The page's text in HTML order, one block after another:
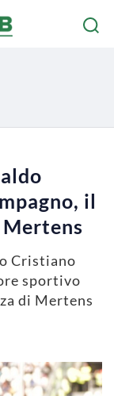
il
Cristiano
sportivo
di Mertens